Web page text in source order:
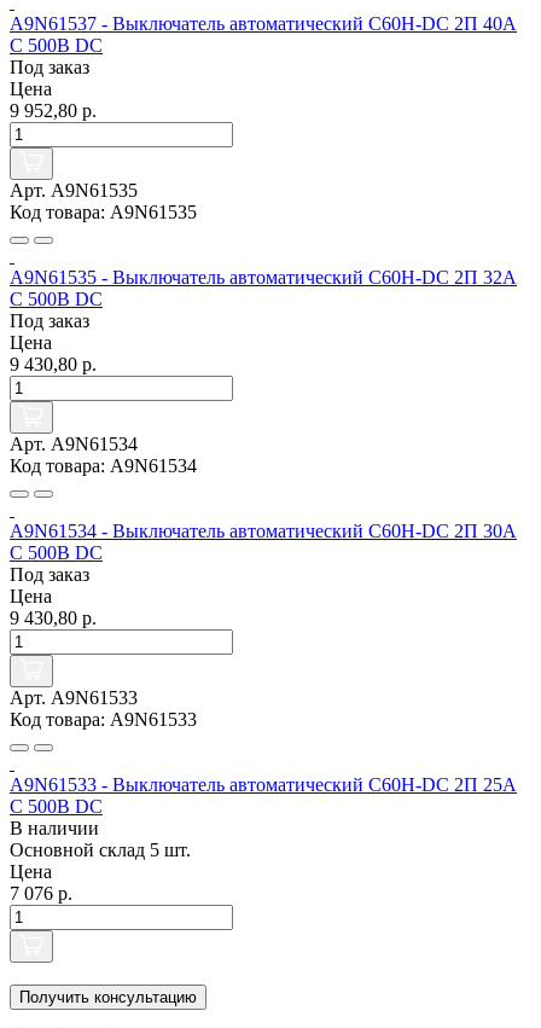
A9N61537 - Выключатель автоматический C60H-DC 2П 40А
C 500В DC
Под заказ
Цена
9 952,80 р.
Арт. A9N61535
Код товара: A9N61535
A9N61535 - Выключатель автоматический C60H-DC 2П 32А
C 500В DC
Под заказ
Цена
9 430,80 р.
Арт. A9N61534
Код товара: A9N61534
A9N61534 - Выключатель автоматический C60H-DC 2П 30А
C 500В DC
Под заказ
Цена
9 430,80 р.
Арт. A9N61533
Код товара: A9N61533
A9N61533 - Выключатель автоматический C60H-DC 2П 25А
C 500В DC
В наличии
Основной склад 5 шт.
Цена
7 076 р.
Получить консультацию